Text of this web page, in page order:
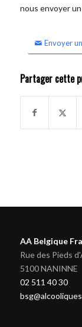
nous envoyer un
Envoyer
Partager cette
AA Belgique
Rue des Pieds
5100 NANINNE
02 511 40 30